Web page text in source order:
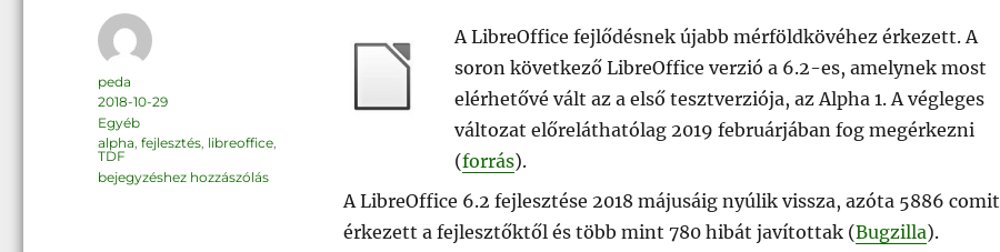
A LibreOffice fejlődésnek újabb mérföldkövéhez érkezett. A
soron következő LibreOffice verzió a 6.2-es, amelynek most
elérhetővé vált az a első tesztverziója, az Alpha 1. A végleges
változat előreláthatólag 2019 februárjában fog megérkezni
(forrás).
A LibreOffice 6.2 fejlesztése 2018 májusáig nyúlik vissza, azóta 5886 comit
érkezett a fejlesztőktől és több mint 780 hibát javítottak (Bugzilla).
Szerző
peda
Közzétéve
2018-10-29
Kategória
Egyéb
Címke
alpha,fejlesztés, libreoffice,
TDF
LibreOffice
6.2
bejegyzéshez hozzászólás